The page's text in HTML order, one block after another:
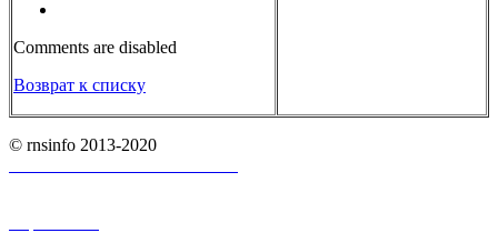
Comments are disabled
Возврат к списку
© rnsinfo 2013-2020